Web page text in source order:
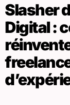
Slasher
Digital :